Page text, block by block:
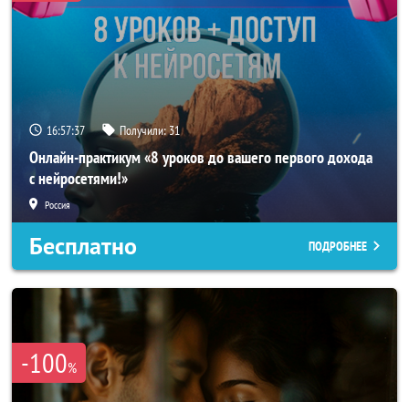
16:57:34 Получили:31
Онлайн-практикум «8 уроков до вашего первого дохода
с нейросетями!»
Россия
Бесплатно ПОДРОБНЕЕ
-100%